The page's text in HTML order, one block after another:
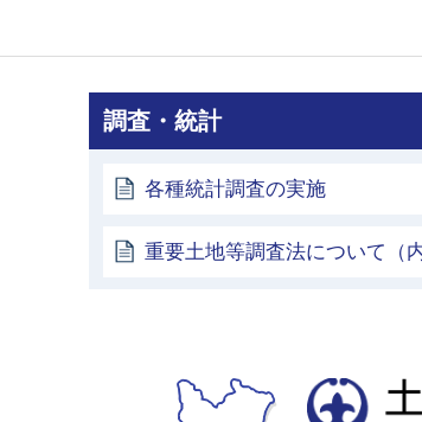
調査・統計
各種統計調査の実施
重要土地等調査法について（